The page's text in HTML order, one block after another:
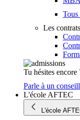
Tous
Les contrats
Tu hésites encore
Parle à un
L'école AFTEC
L'école